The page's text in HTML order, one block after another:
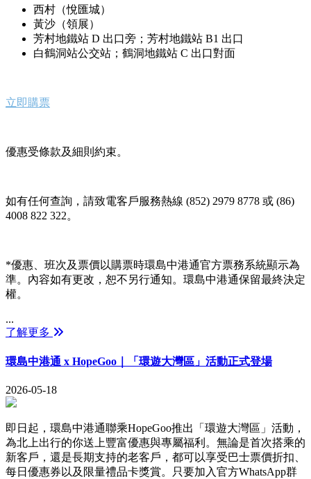
西村（悅匯城）
黃沙（領展）
芳村地鐵站 D 出口旁；芳村地鐵站 B1 出口
白鶴洞站公交站；鶴洞地鐵站 C 出口對面
立即購票
優惠受條款及細則約束。
如有任何查詢，請致電客戶服務熱線 (852) 2979 8778 或 (86)
4008 822 322。
*優惠、班次及票價以購票時環島中港通官方票務系統顯示為
準。內容如有更改，恕不另行通知。環島中港通保留最終決定
權。
...
了解更多
環島中港通 x HopeGoo｜「環遊大灣區」活動正式登場
2026-05-18
即日起，環島中港通聯乘HopeGoo推出「環遊大灣區」活動，
為北上出行的你送上豐富優惠與專屬福利。無論是首次搭乘的
新客戶，還是長期支持的老客戶，都可以享受巴士票價折扣、
每日優惠券以及限量禮品卡獎賞。只要加入官方WhatsApp群